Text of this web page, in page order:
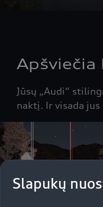
Apšviečia
Jūsų „Audi“
naktį. Ir visada
Slapukų